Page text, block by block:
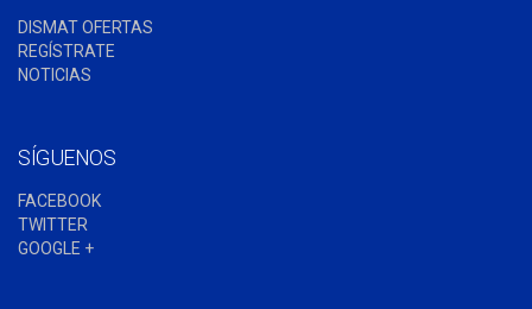
DISMAT OFERTAS
REGÍSTRATE
NOTICIAS
SÍGUENOS
FACEBOOK
TWITTER
GOOGLE +